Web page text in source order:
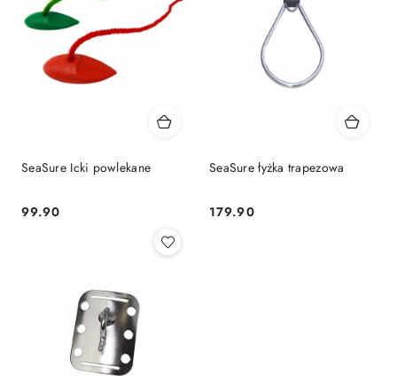
SeaSure Icki powlekane
Cena:
99.90
SeaSure łyżka trapezowa
Cena:
179.90